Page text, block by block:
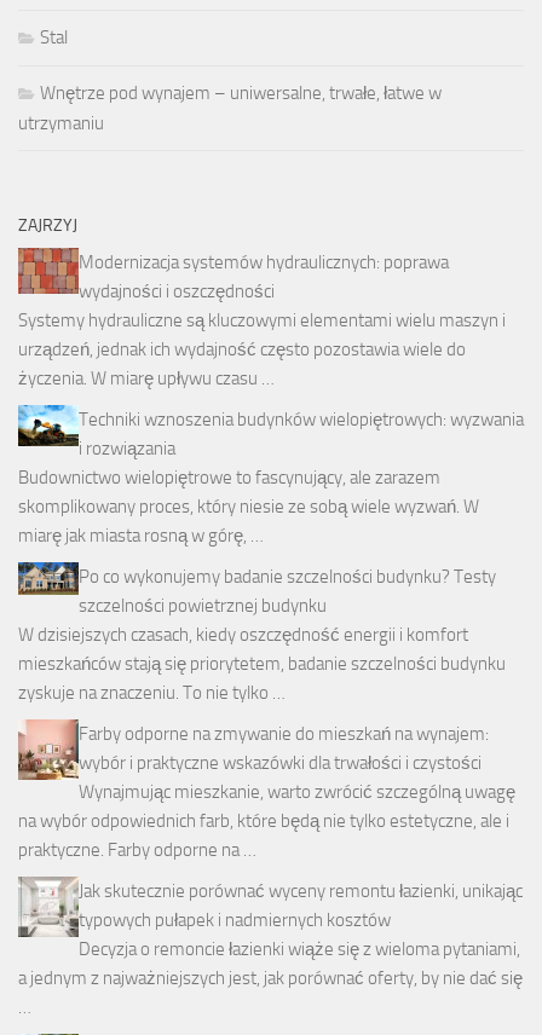
Stal
Wnętrze pod wynajem – uniwersalne, trwałe, łatwe w
utrzymaniu
ZAJRZYJ
Modernizacja systemów hydraulicznych: poprawa
wydajności i oszczędności
Systemy hydrauliczne są kluczowymi elementami wielu maszyn i
urządzeń, jednak ich wydajność często pozostawia wiele do
życzenia. W miarę upływu czasu …
Techniki wznoszenia budynków wielopiętrowych: wyzwania
i rozwiązania
Budownictwo wielopiętrowe to fascynujący, ale zarazem
skomplikowany proces, który niesie ze sobą wiele wyzwań. W
miarę jak miasta rosną w górę, …
Po co wykonujemy badanie szczelności budynku? Testy
szczelności powietrznej budynku
W dzisiejszych czasach, kiedy oszczędność energii i komfort
mieszkańców stają się priorytetem, badanie szczelności budynku
zyskuje na znaczeniu. To nie tylko …
Farby odporne na zmywanie do mieszkań na wynajem:
wybór i praktyczne wskazówki dla trwałości i czystości
Wynajmując mieszkanie, warto zwrócić szczególną uwagę
na wybór odpowiednich farb, które będą nie tylko estetyczne, ale i
praktyczne. Farby odporne na …
Jak skutecznie porównać wyceny remontu łazienki, unikając
typowych pułapek i nadmiernych kosztów
Decyzja o remoncie łazienki wiąże się z wieloma pytaniami,
a jednym z najważniejszych jest, jak porównać oferty, by nie dać się
…